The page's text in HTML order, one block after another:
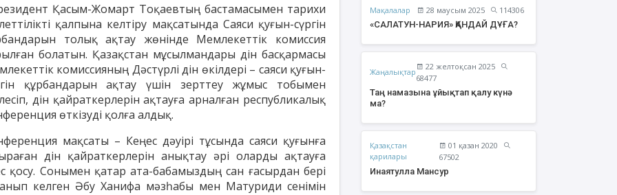
Қасым-Жомарт Тоқаевтың бастамасымен тарихи
қалпына келтіру мақсатында Саяси қуғын-сүргін
толық ақтау жөнінде Мемлекеттік комиссия
болатын. Қазақстан мұсылмандары дін басқармасы
комиссияның Дәстүрлі дін өкілдері – саяси қуғын-
құрбандарын ақтау үшін зерттеу жұмыс тобымен
дін қайраткерлерін ақтауға арналған республикалық
өткізуді қолға алдық.
мақсаты – Кеңес дәуірі тұсында саяси қуғынға
дін қайраткерлерін анықтау әрі оларды ақтауға
қосу. Сонымен қатар ата-бабамыздың сан ғасырдан бері
келген Әбу Ханифа мәзһабы мен Матуриди сенімін
Мақалалар 28 маусым 2025
114306
«САЛАТУН-НАРИЯ» ҚАНДАЙ ДҰҒА?
Жаңалықтар
22 желтоқсан 2025
68477
Таң намазына ұйықтап қалу күнә
ма?
Қазақстан
қарилары
01 қазан 2020
67502
Инаятулла Мансур